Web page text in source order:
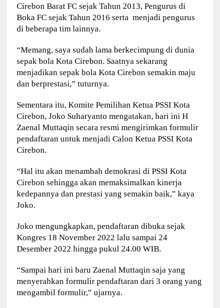
Cirebon Barat FC sejak Tahun 2013, Pengurus di
Boka FC sejak Tahun 2016 serta menjadi pengurus
di beberapa tim lainnya.
“Memang, saya sudah lama berkecimpung di dunia
sepak bola Kota Cirebon. Saatnya sekarang
menjadikan sepak bola Kota Cirebon semakin maju
dan berprestasi,” tuturnya.
Sementara itu, Komite Pemilihan Ketua PSSI Kota
Cirebon, Joko Suharyanto mengatakan, hari ini H
Zaenal Muttaqin secara resmi mengirimkan formulir
pendaftaran untuk menjadi Calon Ketua PSSI Kota
Cirebon.
“Hal itu akan menambah demokrasi di PSSI Kota
Cirebon sehingga akan memaksimalkan kinerja
kedepannya dan prestasi yang semakin baik,” kaya
Joko.
Joko mengungkapkan, pendaftaran dibuka sejak
Kongres 18 November 2022 lalu sampai 24
Desember 2022 hingga pukul 24.00 WIB.
“Sampai hari ini baru Zaenal Muttaqin saja yang
menyerahkan formulir pendaftaran dari 3 orang yang
mengambil formulir,” ujarnya.